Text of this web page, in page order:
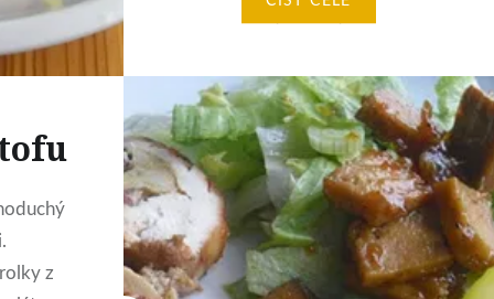
zamýšlím nad zdravotními
problémy mnohem mladších lidí
ve svém…
z